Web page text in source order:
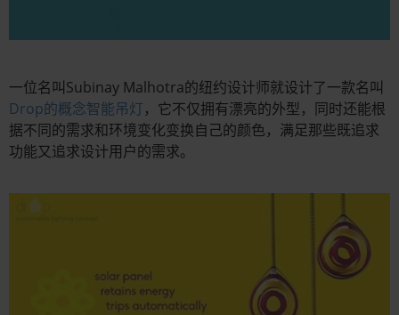
一位名叫Subinay Malhotra的纽约设计师就设计了一款名叫
Drop的概念智能吊灯，它不仅拥有漂亮的外型，同时还能根
据不同的需求和环境变化变换自己的颜色，满足那些既追求
功能又追求设计用户的需求。